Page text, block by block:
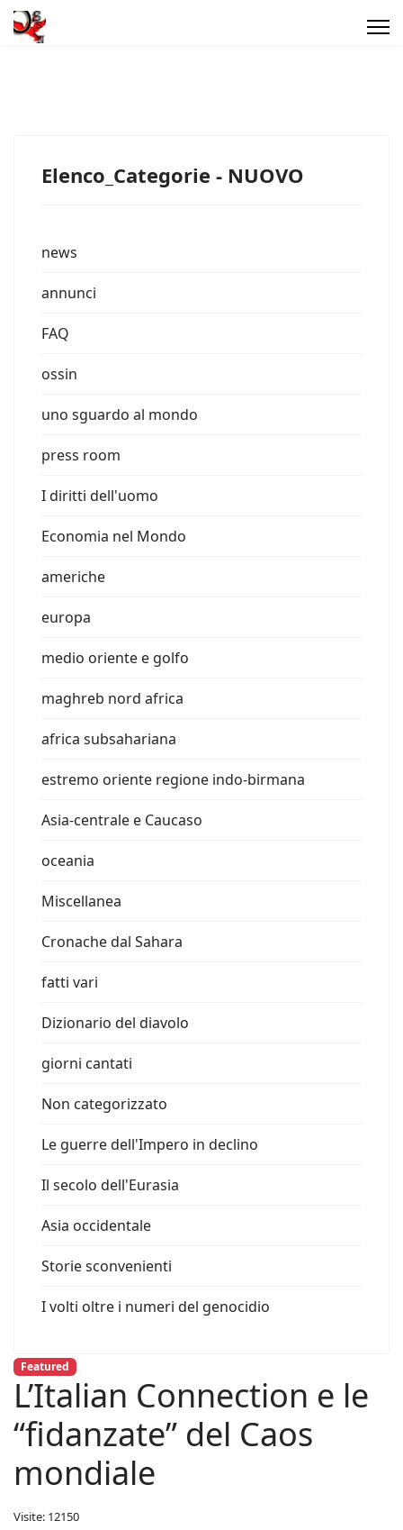
Elenco_Categorie - NUOVO
news
annunci
FAQ
ossin
uno sguardo al mondo
press room
I diritti dell'uomo
Economia nel Mondo
americhe
europa
medio oriente e golfo
maghreb nord africa
africa subsahariana
estremo oriente regione indo-birmana
Asia-centrale e Caucaso
oceania
Miscellanea
Cronache dal Sahara
fatti vari
Dizionario del diavolo
giorni cantati
Non categorizzato
Le guerre dell'Impero in declino
Il secolo dell'Eurasia
Asia occidentale
Storie sconvenienti
I volti oltre i numeri del genocidio
Featured
L’Italian Connection e le
“fidanzate” del Caos
mondiale
Visite: 12150